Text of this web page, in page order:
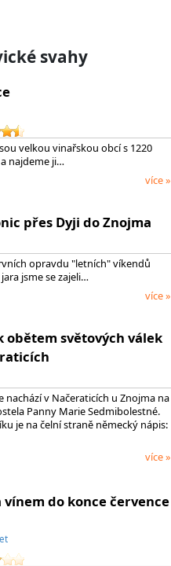
svahy
velkou vinařskou obcí s 1220
najdeme ji…
více »
přes Dyji do Znojma
opravdu "letních" víkendů
jsme se zajeli…
více »
obětem světových válek
nachází v Načeraticích u Znojma na
Panny Marie Sedmibolestné.
je na čelní straně německý nápis:
více »
vínem do konce července